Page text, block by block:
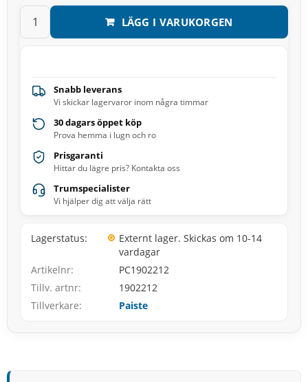
LÄGG I VARUKORGEN
Snabb leverans
Vi skickar lagervaror inom några timmar
30 dagars öppet köp
Prova hemma i lugn och ro
Prisgaranti
Hittar du lägre pris? Kontakta oss
Trumspecialister
Vi hjälper dig att välja rätt
Lagerstatus
Externt lager. Skickas om 10-14
vardagar
Artikelnr
PC1902212
Tillv. artnr
1902212
Tillverkare
Paiste